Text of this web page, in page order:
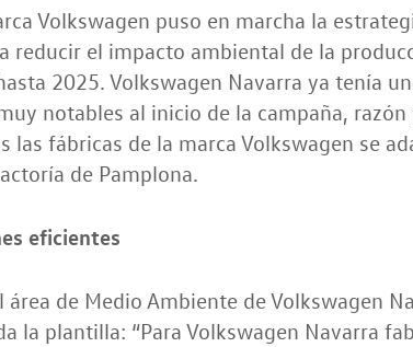
Volkswagen puso en marcha la
reducir el impacto ambiental de la
2025. Volkswagen Navarra ya tenía
notables al inicio de la campaña, razón
las fábricas de la marca Volkswagen se
de Pamplona.
eficientes
de Medio Ambiente de Volkswagen
la plantilla: “Para Volkswagen Navarra